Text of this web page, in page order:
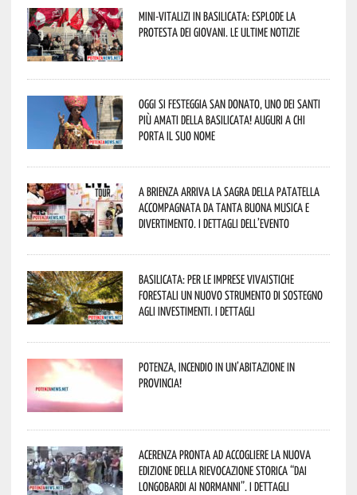
Mini-vitalizi in Basilicata: esplode la
protesta dei giovani. Le ultime notizie
Oggi si festeggia San Donato, uno dei Santi
più amati della Basilicata! Auguri a chi
porta il suo nome
A Brienza arriva la Sagra della Patatella
accompagnata da tanta buona musica e
divertimento. I dettagli dell’evento
Basilicata: per le imprese vivaistiche
forestali un nuovo strumento di sostegno
agli investimenti. I dettagli
Potenza, incendio in un’abitazione in
provincia!
Acerenza pronta ad accogliere la nuova
edizione della rievocazione storica “Dai
Longobardi ai Normanni”. I dettagli